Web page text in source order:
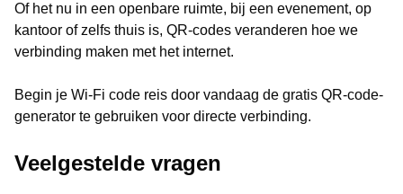
Of het nu in een openbare ruimte, bij een evenement, op
kantoor of zelfs thuis is, QR-codes veranderen hoe we
verbinding maken met het internet.
Begin je Wi-Fi code reis door vandaag de gratis QR-code-
generator te gebruiken voor directe verbinding.
Veelgestelde vragen